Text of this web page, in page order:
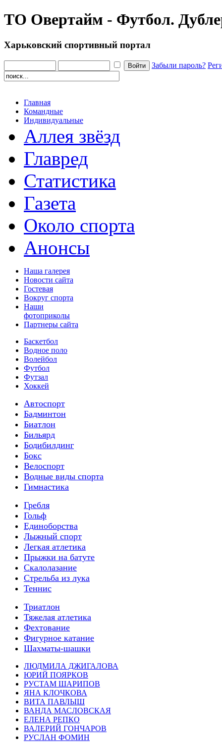
ТО Овертайм - Футбол.
Харьковский спортивный портал
Забыли пароль?
Главная
Командные
Индивидуальные
Аллея звёзд
Главред
Статистика
Газета
Около спорта
Анонсы
Наша галерея
Новости сайта
Гостевая
Вокруг спорта
Наши
фотоприколы
Партнеры сайта
Баскетбол
Водное поло
Волейбол
Футбол
Футзал
Хоккей
Автоспорт
Бадминтон
Биатлон
Бильярд
Бодибилдинг
Бокс
Велоспорт
Водные виды спорта
Гимнастика
Гребля
Гольф
Единоборства
Лыжный спорт
Легкая атлетика
Прыжки на батуте
Скалолазание
Стрельба из лука
Теннис
Триатлон
Тяжелая атлетика
Фехтование
Фигурное катание
Шахматы-шашки
ЛЮДМИЛА ДЖИГАЛОВА
ЮРИЙ ПОЯРКОВ
РУСТАМ ШАРИПОВ
ЯНА КЛОЧКОВА
ВИТА ПАВЛЫШ
ВАНДА МАСЛОВСКАЯ
ЕЛЕНА РЕПКО
ВАЛЕРИЙ ГОНЧАРОВ
РУСЛАН ФОМИН